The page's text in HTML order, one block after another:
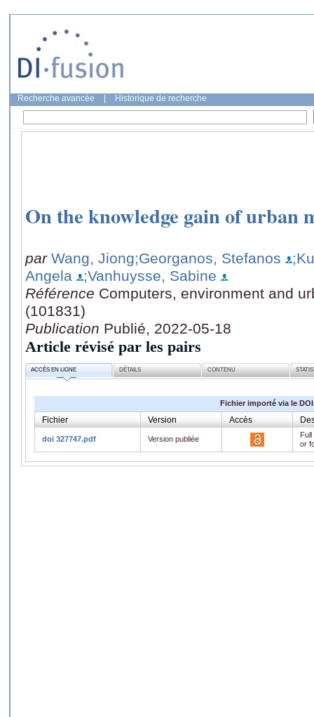
Recherche avancée Historique de recherche
On the knowledge gain of urban
par Wang, Jiong;Georganos, Stefanos
Angela
;Vanhuysse, Sabine
Référence Computers, environment and
(101831)
Publication Publié, 2022-05-18
Article révisé par les pairs
ACCÈS EN LIGNE DÉTAILS CONTENU
Fichier importé via le DOI
Fichier Version Accès
doi 327747.pdf Version publiée
or